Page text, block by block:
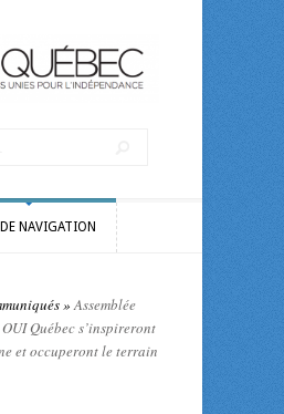
NAVIGATION
»Assemblée
Québec s’inspireront
et occuperont le terrain